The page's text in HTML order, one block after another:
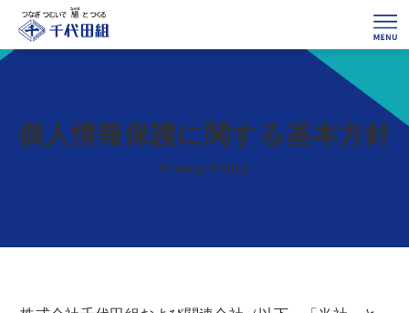
個人情報保護に関する基本方針
Privacy Policy